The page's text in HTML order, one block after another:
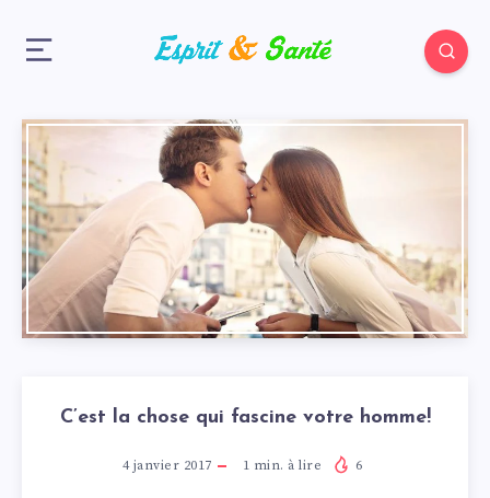
C’est la chose qui fascine votre homme!
4 janvier 2017 1 min. à lire 6